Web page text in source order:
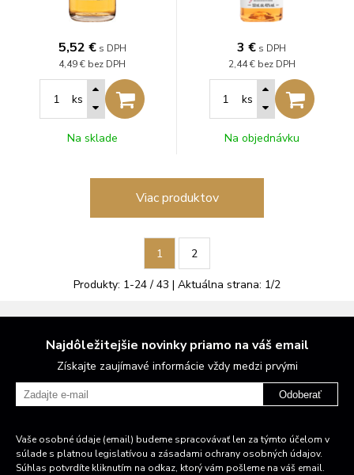
5,52 € s DPH
4,49 € bez DPH
ks
Na sklade
3 € s DPH
2,44 € bez DPH
ks
Na objednávku
Viac produktov
1 2
Produkty: 1-24/ 43 | Aktuálna strana: 1/2
Najdôležitejšie novinky priamo na váš email
Získajte zaujímavé informácie vždy medzi prvými
Odoberať
Vaše osobné údaje (email) budeme spracovávať len za týmto účelom v
súlade s platnou legislatívou a zásadami ochrany osobných údajov.
Súhlas potvrdíte kliknutím na odkaz, ktorý vám pošleme na váš email.